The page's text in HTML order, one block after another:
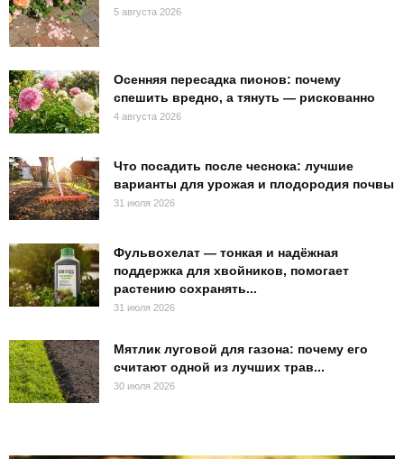
5 августа 2026
Осенняя пересадка пионов: почему
спешить вредно, а тянуть — рискованно
4 августа 2026
Что посадить после чеснока: лучшие
варианты для урожая и плодородия почвы
31 июля 2026
Фульвохелат — тонкая и надёжная
поддержка для хвойников, помогает
растению сохранять...
31 июля 2026
Мятлик луговой для газона: почему его
считают одной из лучших трав...
30 июля 2026